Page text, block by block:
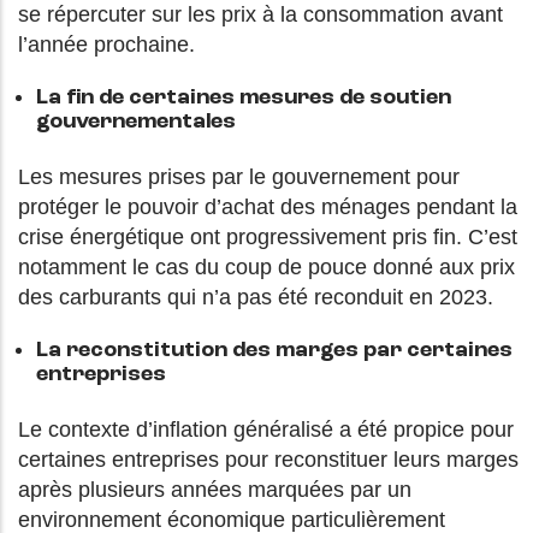
se répercuter sur les prix à la consommation avant
l’année prochaine.
La fin de certaines mesures de soutien
gouvernementales
Les mesures prises par le gouvernement pour
protéger le pouvoir d’achat des ménages pendant la
crise énergétique ont progressivement pris fin. C’est
notamment le cas du coup de pouce donné aux prix
des carburants qui n’a pas été reconduit en 2023.
La reconstitution des marges par certaines
entreprises
Le contexte d’inflation généralisé a été propice pour
certaines entreprises pour reconstituer leurs marges
après plusieurs années marquées par un
environnement économique particulièrement